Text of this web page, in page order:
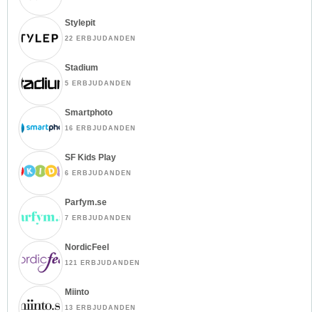
Stylepit
22 ERBJUDANDEN
Stadium
5 ERBJUDANDEN
Smartphoto
16 ERBJUDANDEN
SF Kids Play
6 ERBJUDANDEN
Parfym.se
7 ERBJUDANDEN
NordicFeel
121 ERBJUDANDEN
Miinto
13 ERBJUDANDEN